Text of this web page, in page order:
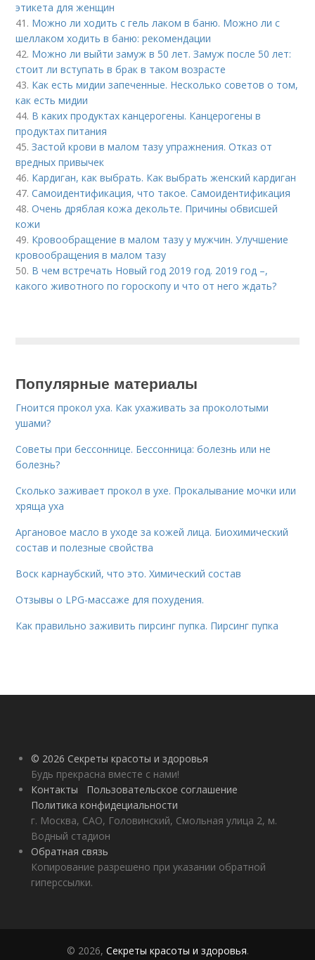
этикета для женщин
41. Можно ли ходить с гель лаком в баню. Можно ли с
шеллаком ходить в баню: рекомендации
42. Можно ли выйти замуж в 50 лет. Замуж после 50 лет:
стоит ли вступать в брак в таком возрасте
43. Как есть мидии запеченные. Несколько советов о том,
как есть мидии
44. В каких продуктах канцерогены. Канцерогены в
продуктах питания
45.Застой крови в малом тазу упражнения. Отказ от
вредных привычек
46. Кардиган, как выбрать. Как выбрать женский кардиган
47.Самоидентификация, что такое. Самоидентификация
48.Очень дряблая кожа декольте. Причины обвисшей
кожи
49. Кровообращение в малом тазу у мужчин. Улучшение
кровообращения в малом тазу
50. В чем встречать Новый год 2019 год. 2019 год –,
какого животного по гороскопу и что от него ждать?
Популярные материалы
Гноится прокол уха. Как ухаживать за проколотыми
ушами?
Советы при бессоннице. Бессонница: болезнь или не
болезнь?
Сколько заживает прокол в ухе. Прокалывание мочки или
хряща уха
Аргановое масло в уходе за кожей лица. Биохимический
состав и полезные свойства
Воск карнаубский, что это. Химический состав
Отзывы о LPG-массаже для похудения.
Как правильно заживить пирсинг пупка. Пирсинг пупка
© 2026 Секреты красоты и здоровья
Будь прекрасна вместе с нами!
Контакты
Пользовательское соглашение
Политика конфидециальности
г. Москва, САО, Головинский, Смольная улица 2, м.
Водный стадион
Обратная связь
Копирование разрешено при указании обратной
гиперссылки.
© 2026, Секреты красоты и здоровья.